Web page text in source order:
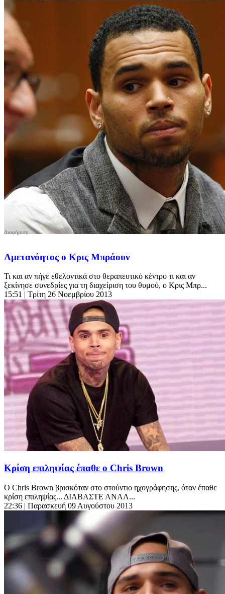
Αμετανόητος ο Κρις Μπράουν
Τι και αν πήγε εθελοντικά στο θεραπευτικό κέντρο τι και αν
ξεκίνησε συνεδρίες για τη διαχείριση του θυμού, ο Κρις Μπρ...
15:51 | Τρίτη 26 Νοεμβρίου 2013
Κρίση επιληψίας έπαθε ο Chris Brown
Ο Chris Brown βρισκόταν στο στούντιο ηχογράφησης, όταν έπαθε
κρίση επιληψίας... ΔΙΑΒΑΣΤΕ ΑΝΑΛ...
22:36 | Παρασκευή 09 Αυγούστου 2013